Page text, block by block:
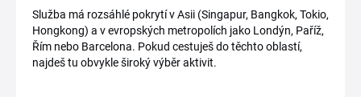
Služba má rozsáhlé pokrytí v Asii (Singapur, Bangkok, Tokio,
Hongkong) a v evropských metropolích jako Londýn, Paříž,
Řím nebo Barcelona. Pokud cestuješ do těchto oblastí,
najdeš tu obvykle široký výběr aktivit.